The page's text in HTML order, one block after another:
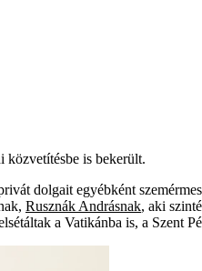
közvetítésbe is bekerült.
dolgait egyébként
Rusznák Andrásnak, aki
a Vatikánba is, a Szent